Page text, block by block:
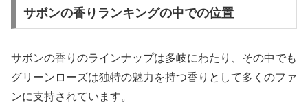
サボンの香りランキングの中での位置
サボンの香りのラインナップは多岐にわたり、その中でも
グリーンローズは独特の魅力を持つ香りとして多くのファ
ンに支持されています。